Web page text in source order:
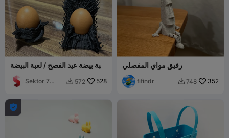
لعبة بيضة عيد الفصح / لعبة البيضة
Sektor 7
 572 528
رفيق مواي المفصلي
fifindr  748 352
